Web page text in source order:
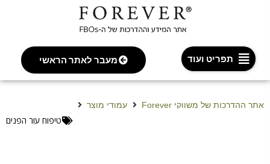
תפריט ועוד מעבר לאתר הראשי
אתר ההדרכות של משווקי Forever
עמודי מוצר
טיפוח עור הפנים